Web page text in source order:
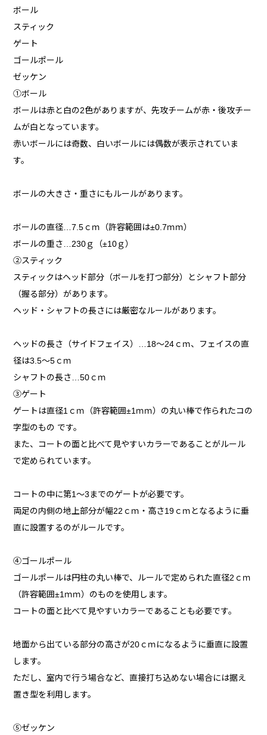
ボール
スティック
ゲート
ゴールポール
ゼッケン
①ボール
ボールは赤と白の2色がありますが、先攻チームが赤・後攻チー
ムが白となっています。
赤いボールには奇数、白いボールには偶数が表示されていま
す。
ボールの大きさ・重さにもルールがあります。
ボールの直径…7.5ｃｍ（許容範囲は±0.7ｍｍ）
ボールの重さ…230ｇ（±10ｇ）
②スティック
スティックはヘッド部分（ボールを打つ部分）とシャフト部分
（握る部分）があります。
ヘッド・シャフトの長さには厳密なルールがあります。
ヘッドの長さ（サイドフェイス）…18～24ｃｍ、フェイスの直
径は3.5～5ｃｍ
シャフトの長さ…50ｃｍ
③ゲート
ゲートは直径1ｃｍ（許容範囲±1ｍｍ）の丸い棒で作られたコの
字型のもの です。
また、コートの面と比べて見やすいカラーであることがルール
で定められています。
コートの中に第1～3までのゲートが必要です。
両足の内側の地上部分が幅22ｃｍ・高さ19ｃｍとなるように垂
直に設置するのがルールです。
➃ゴールポール
ゴールポールは円柱の丸い棒で、ルールで定められた直径2ｃｍ
（許容範囲±1ｍｍ）のものを使用します。
コートの面と比べて見やすいカラーであることも必要です。
地面から出ている部分の高さが20ｃｍになるように垂直に設置
します。
ただし、室内で行う場合など、直接打ち込めない場合には据え
置き型を利用します。
⑤ゼッケン